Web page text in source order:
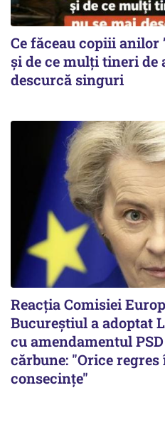
Ce făceau copiii anilor
și de ce mulți tineri de
descurcă singuri
Reacția Comisiei
Bucureștiul a adoptat
cu amendamentul
cărbune: "Orice
consecințe"